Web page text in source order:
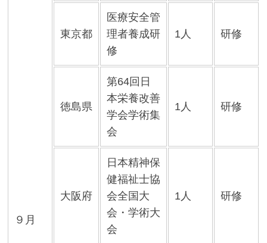
９月
東京都
医療安全管
理者養成研
修
1人 研修
徳島県
第64回日
本栄養改善
学会学術集
会
1人 研修
大阪府
日本精神保
健福祉士協
会全国大
会・学術大
会
1人 研修